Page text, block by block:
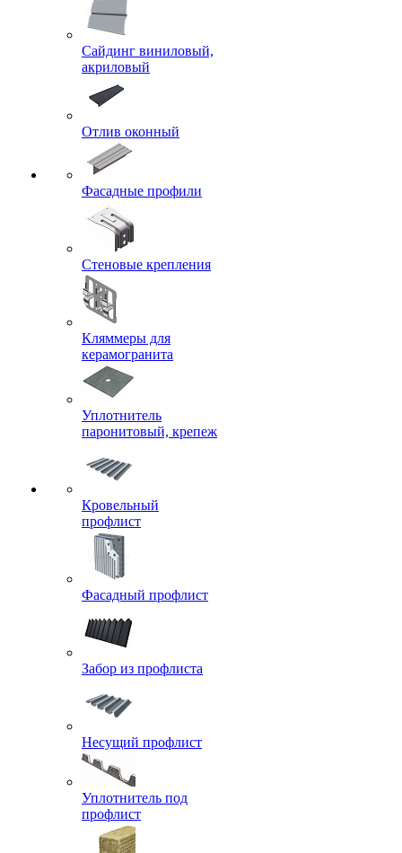
Сайдинг виниловый,
акриловый
Отлив оконный
Фасадные профили
Стеновые крепления
Кляммеры для
керамогранита
Уплотнитель
паронитовый, крепеж
Кровельный
профлист
Фасадный профлист
Забор из профлиста
Несущий профлист
Уплотнитель под
профлист